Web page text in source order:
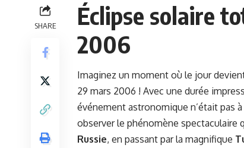
SHARE
Éclipse solaire
2006
Imaginez un moment où le jour
29 mars 2006 ! Avec une durée
événement astronomique n’était pas
observer le phénomène spectaculaire
Russie, en passant par la magnifique